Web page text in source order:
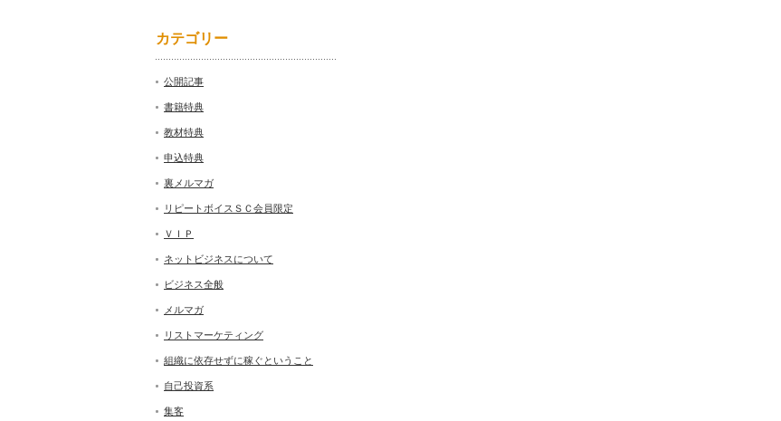
カテゴリー
公開記事
書籍特典
教材特典
申込特典
裏メルマガ
リピートボイスＳＣ会員限定
ＶＩＰ
ネットビジネスについて
ビジネス全般
メルマガ
リストマーケティング
組織に依存せずに稼ぐということ
自己投資系
集客